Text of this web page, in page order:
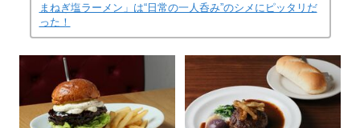
まねぎ塩ラーメン」は“日常の一人呑み”のシメにピッタリだ
った！